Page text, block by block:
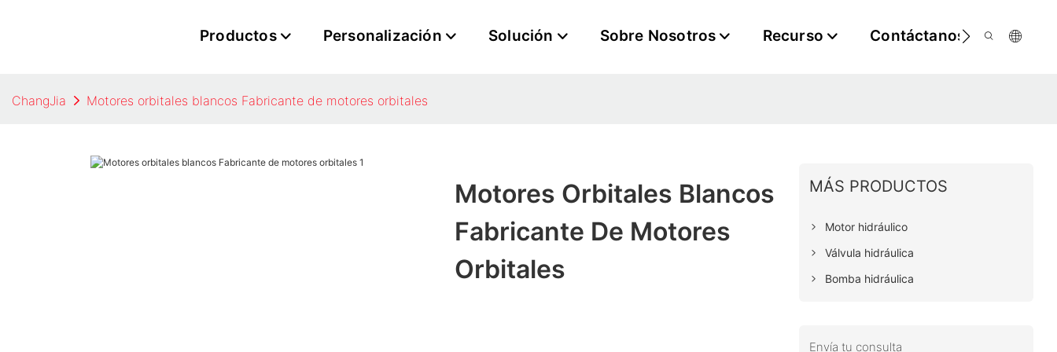
Productos Personalización Solución Sobre Nosotros Recurso Contáctanos
ChangJia Motores orbitales blancos Fabricante de motores orbitales
Motores Orbitales Blancos
Fabricante De Motores
Orbitales
MÁS PRODUCTOS
Motor hidráulico
Válvula hidráulica
Bomba hidráulica
Envía tu consulta